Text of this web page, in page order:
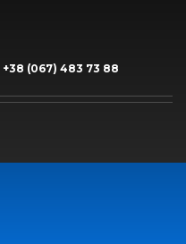
+38 (067) 483 73 88